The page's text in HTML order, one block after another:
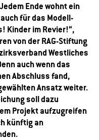
Ende wohnt ein
für das Modell-
Kinder im Revier!“,
von der RAG-Stiftung
Westliches
auch wenn das
Abschluss fand,
Ansatz weiter.
soll dazu
Projekt aufzugreifen
künftig an